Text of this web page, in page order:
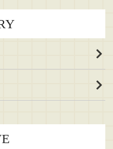
情報